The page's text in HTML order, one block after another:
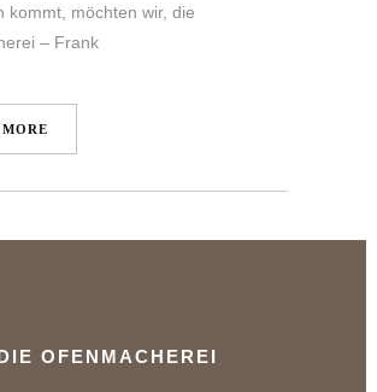
kommt, möchten wir, die
– Frank
OFENMACHEREI